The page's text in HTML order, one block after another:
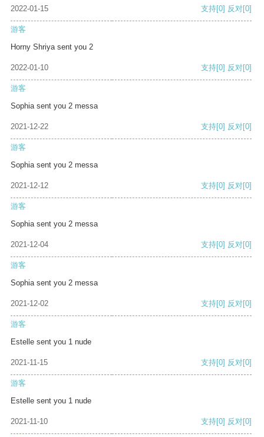
2022-01-15 支持[0] 反对[0]
游客
Horny Shriya sent you 2
2022-01-10 支持[0] 反对[0]
游客
Sophia sent you 2 messa
2021-12-22 支持[0] 反对[0]
游客
Sophia sent you 2 messa
2021-12-12 支持[0] 反对[0]
游客
Sophia sent you 2 messa
2021-12-04 支持[0] 反对[0]
游客
Sophia sent you 2 messa
2021-12-02 支持[0] 反对[0]
游客
Estelle sent you 1 nude
2021-11-15 支持[0] 反对[0]
游客
Estelle sent you 1 nude
2021-11-10 支持[0] 反对[0]